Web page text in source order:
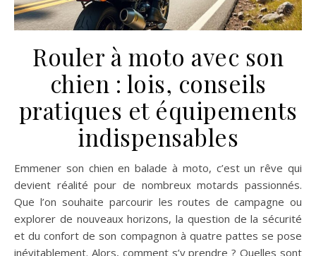
Rouler à moto avec son
chien : lois, conseils
pratiques et équipements
indispensables
Emmener son chien en balade à moto, c’est un rêve qui
devient réalité pour de nombreux motards passionnés.
Que l’on souhaite parcourir les routes de campagne ou
explorer de nouveaux horizons, la question de la sécurité
et du confort de son compagnon à quatre pattes se pose
inévitablement. Alors, comment s’y prendre ? Quelles sont